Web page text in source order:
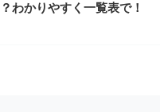
わかりやすく一覧表で！